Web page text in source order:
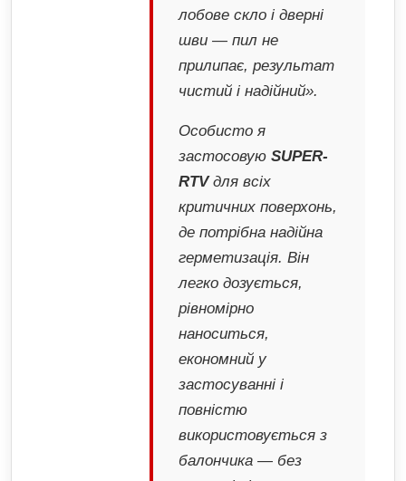
лобове скло і дверні
шви — пил не
прилипає, результат
чистий і надійний».
Особисто я
застосовую SUPER-
RTVдля всіх
критичних поверхонь,
де потрібна надійна
герметизація. Він
легко дозується,
рівномірно
наноситься,
економний у
застосуванні і
повністю
використовується з
балончика — без